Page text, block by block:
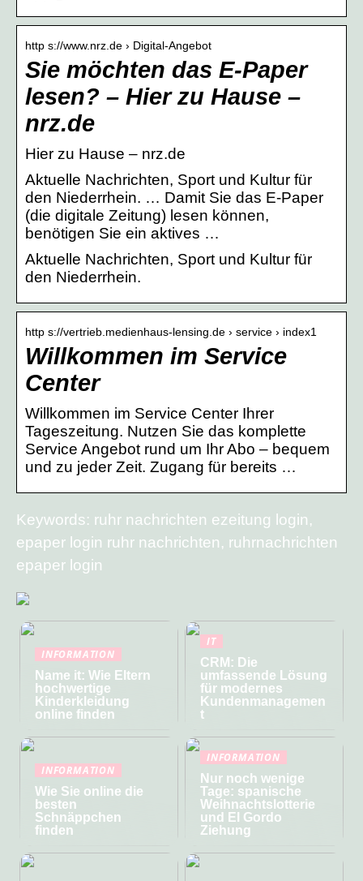
http s://www.nrz.de › Digital-Angebot
Sie möchten das E-Paper
lesen? – Hier zu Hause –
nrz.de
Hier zu Hause – nrz.de
Aktuelle Nachrichten, Sport und Kultur für
den Niederrhein. … Damit Sie das E-Paper
(die digitale Zeitung) lesen können,
benötigen Sie ein aktives …
Aktuelle Nachrichten, Sport und Kultur für
den Niederrhein.
http s://vertrieb.medienhaus-lensing.de › service › index1
Willkommen im Service
Center
Willkommen im Service Center Ihrer
Tageszeitung. Nutzen Sie das komplette
Service Angebot rund um Ihr Abo – bequem
und zu jeder Zeit. Zugang für bereits …
Keywords: ruhr nachrichten ezeitung login,
epaper login ruhr nachrichten, ruhrnachrichten
epaper login
INFORMATION
Name it: Wie Eltern
hochwertige
Kinderkleidung
online finden
IT
CRM: Die
umfassende Lösung
für modernes
Kundenmanagemen
t
INFORMATION
Wie Sie online die
besten
Schnäppchen
finden
INFORMATION
Nur noch wenige
Tage: spanische
Weihnachtslotterie
und El Gordo
Ziehung